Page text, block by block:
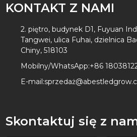
KONTAKT Z NAMI
2. piętro, budynek D1, Fuyuan
Tangwei, ulica Fuhai, dzielnica
Chiny, 518103
Mobilny/WhatsApp:+86
E-mail:
Skontaktuj się z